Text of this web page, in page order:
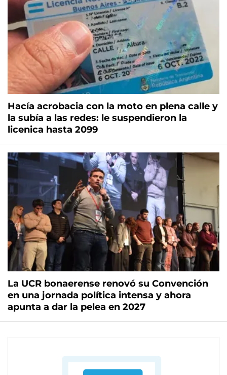
Hacía acrobacia con la moto en plena calle y
la subía a las redes: le suspendieron la
licenica hasta 2099
La UCR bonaerense renovó su Convención
en una jornada política intensa y ahora
apunta a dar la pelea en 2027